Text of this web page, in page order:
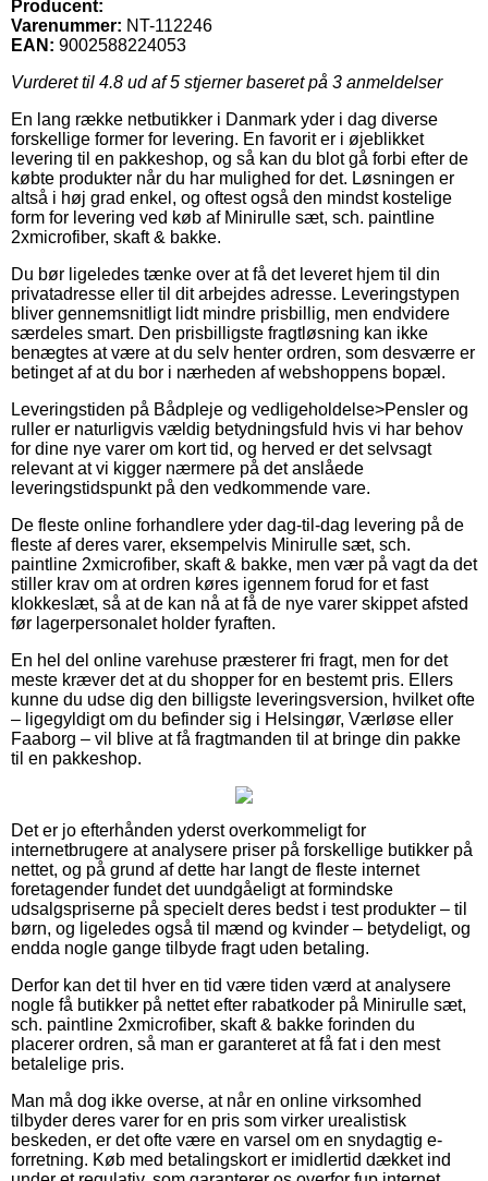
Producent:
Varenummer: NT-112246
EAN: 9002588224053
Vurderet til 4.8 ud af 5 stjerner baseret på 3 anmeldelser
En lang række netbutikker i Danmark yder i dag diverse
forskellige former for levering. En favorit er i øjeblikket
levering til en pakkeshop, og så kan du blot gå forbi efter de
købte produkter når du har mulighed for det. Løsningen er
altså i høj grad enkel, og oftest også den mindst kostelige
form for levering ved køb af Minirulle sæt, sch. paintline
2xmicrofiber, skaft & bakke.
Du bør ligeledes tænke over at få det leveret hjem til din
privatadresse eller til dit arbejdes adresse. Leveringstypen
bliver gennemsnitligt lidt mindre prisbillig, men endvidere
særdeles smart. Den prisbilligste fragtløsning kan ikke
benægtes at være at du selv henter ordren, som desværre er
betinget af at du bor i nærheden af webshoppens bopæl.
Leveringstiden på Bådpleje og vedligeholdelse>Pensler og
ruller er naturligvis vældig betydningsfuld hvis vi har behov
for dine nye varer om kort tid, og herved er det selvsagt
relevant at vi kigger nærmere på det anslåede
leveringstidspunkt på den vedkommende vare.
De fleste online forhandlere yder dag-til-dag levering på de
fleste af deres varer, eksempelvis Minirulle sæt, sch.
paintline 2xmicrofiber, skaft & bakke, men vær på vagt da det
stiller krav om at ordren køres igennem forud for et fast
klokkeslæt, så at de kan nå at få de nye varer skippet afsted
før lagerpersonalet holder fyraften.
En hel del online varehuse præsterer fri fragt, men for det
meste kræver det at du shopper for en bestemt pris. Ellers
kunne du udse dig den billigste leveringsversion, hvilket ofte
– ligegyldigt om du befinder sig i Helsingør, Værløse eller
Faaborg – vil blive at få fragtmanden til at bringe din pakke
til en pakkeshop.
Det er jo efterhånden yderst overkommeligt for
internetbrugere at analysere priser på forskellige butikker på
nettet, og på grund af dette har langt de fleste internet
foretagender fundet det uundgåeligt at formindske
udsalgspriserne på specielt deres bedst i test produkter – til
børn, og ligeledes også til mænd og kvinder – betydeligt, og
endda nogle gange tilbyde fragt uden betaling.
Derfor kan det til hver en tid være tiden værd at analysere
nogle få butikker på nettet efter rabatkoder på Minirulle sæt,
sch. paintline 2xmicrofiber, skaft & bakke forinden du
placerer ordren, så man er garanteret at få fat i den mest
betalelige pris.
Man må dog ikke overse, at når en online virksomhed
tilbyder deres varer for en pris som virker urealistisk
beskeden, er det ofte være en varsel om en snydagtig e-
forretning. Køb med betalingskort er imidlertid dækket ind